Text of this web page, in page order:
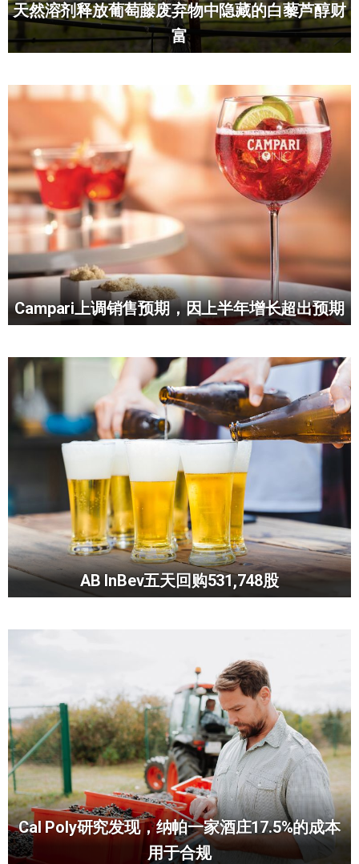
天然溶剂释放葡萄藤废弃物中隐藏的白藜芦醇财
富
Campari上调销售预期，因上半年增长超出预期
AB InBev五天回购531,748股
Cal Poly研究发现，纳帕一家酒庄17.5%的成本
用于合规